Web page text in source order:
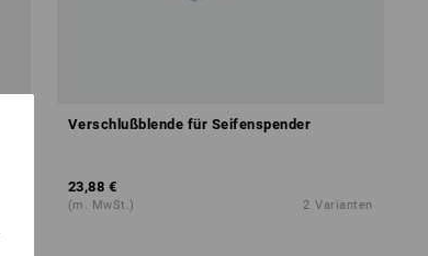
Verschlußblende für Seifenspender
23,88 €
(m. MwSt.) 2 Varianten